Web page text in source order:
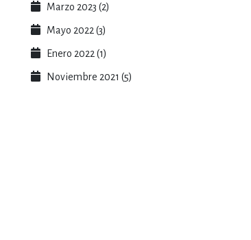
Marzo 2023 (2)
Mayo 2022 (3)
Enero 2022 (1)
Noviembre 2021 (5)